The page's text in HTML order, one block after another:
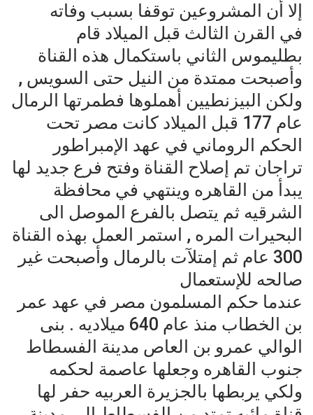
إلا أن المشروعين توقفا بسبب وفاته
في القرن الثالث قبل الميلاد قام
بطليموس الثاني باستكمال هذه القناة
وأصبحت ممتدة من النيل حتى السويس ,
ولكن البيزنطيين أهملوها فطمرتها الرمال
عام 177 قبل الميلاد كانت مصر تحت
الحكم الروماني في عهد الإمبراطور
تراجان تم إصلاح القناة وفتح فرع جديد لها
يبدأ من القاهره وينتهي في محافظة
الشرقيه ثم يتصل بالفرع الموصل الى
البحيرات المره , استمر العمل بهذه القناة
300 عام ثم إمتلآت بالرمال وأصبحت غير
صالحه للإستعمال
عندما حكم المسلمون مصر في عهد عمر
بن الخطاب منذ عام 640 ميلاديه . بنى
الوالي عمرو بن العاص مدينة الفسطاط
جنوب القاهره وجعلها عاصمة لحكمه
ولكي يربطها بالجزيرة العربيه حفر لها